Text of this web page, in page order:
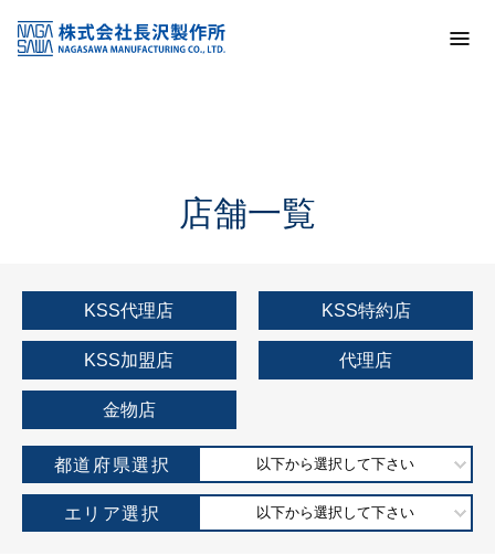
KSS加盟店・取扱店情報
店舗一覧
店舗一覧
KSS代理店 KSS特約店
KSS加盟店 代理店
金物店
都道府県選択 以下から選択して下さい
エリア選択 以下から選択して下さい